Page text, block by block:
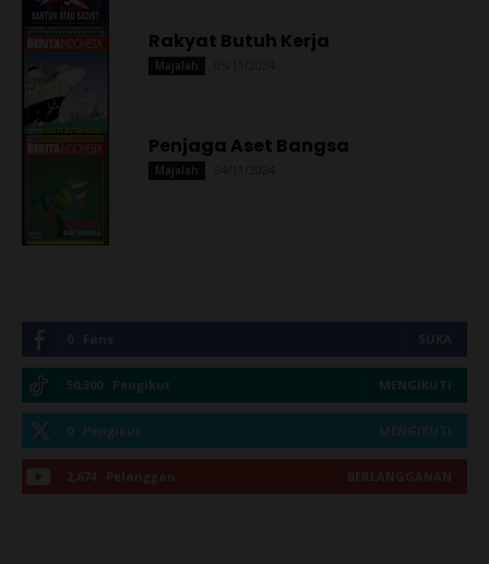
Rakyat Butuh Kerja
Majalah
Penjaga Aset Bangsa
Majalah
50,300 Pengikut MENGIKUTI
0 Pengikut MENGIKUTI